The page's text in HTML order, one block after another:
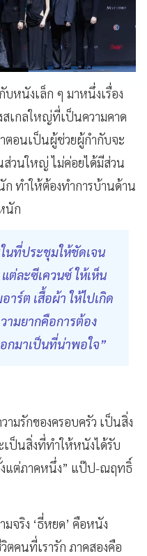
บหนังเล็ก ๆ มาหนึ่งเรื่อง
สเกลใหญ่ที่เป็นความคาด
ตอนเป็นผู้ช่วยผู้กำกับจะ
ส่วนใหญ่ ไม่ค่อยได้มีส่วน
ก ทำให้ต้องทำการบ้านด้าน
นัก
นที่ประชุมให้ชัดเจน
ต่ละซีเควนซ์ ให้เห็น
ร์ต เสื้อผ้า ให้ไปเกิด
มยากคือการต้อง
กมาเป็นที่น่าพอใจ”
มรักของครอบครัว เป็นสิ่ง
ป็นสิ่งที่ทำให้หนังได้รับ
งแต่ภาคหนึ่ง” แป๊ป-ณฤทธิ์
จริง ‘ธี่หยด’ คือหนัง
ตคนที่เรารัก ภาคสองคือ